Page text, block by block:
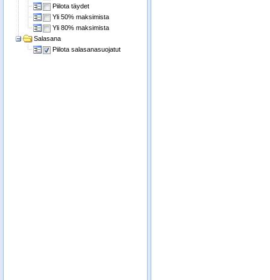
Piilota täydet
Yli 50% maksimista
Yli 80% maksimista
Salasana
Piilota salasanasuojatut